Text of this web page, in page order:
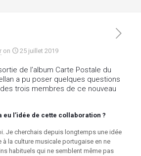
on 25 juillet 2019
de l’album Carte Postale du
a pu poser quelques questions
des trois membres de ce nouveau
eu l’idée de cette collaboration ?
Je cherchais depuis longtemps une idée
à la culture musicale portugaise en ne
habituels qui ne semblent même pas